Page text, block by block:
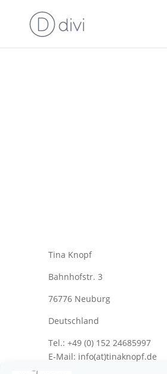
Tina Knopf
Bahnhofstr. 3
76776 Neuburg
Deutschland
Tel.: +49 (0) 152 24685997
E-Mail: info(at)tinaknopf.de